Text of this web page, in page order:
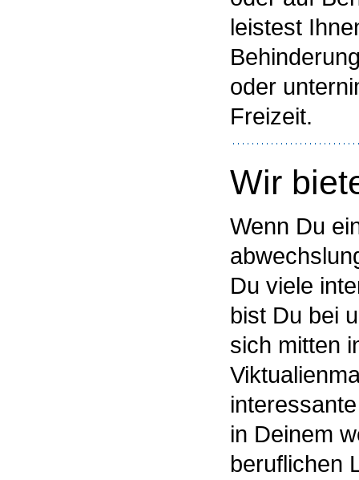
leistest
oder
Freizeit.
Wir
Wenn Du
Du viele
bist Du bei
sich mitten
in Deinem
beruflichen